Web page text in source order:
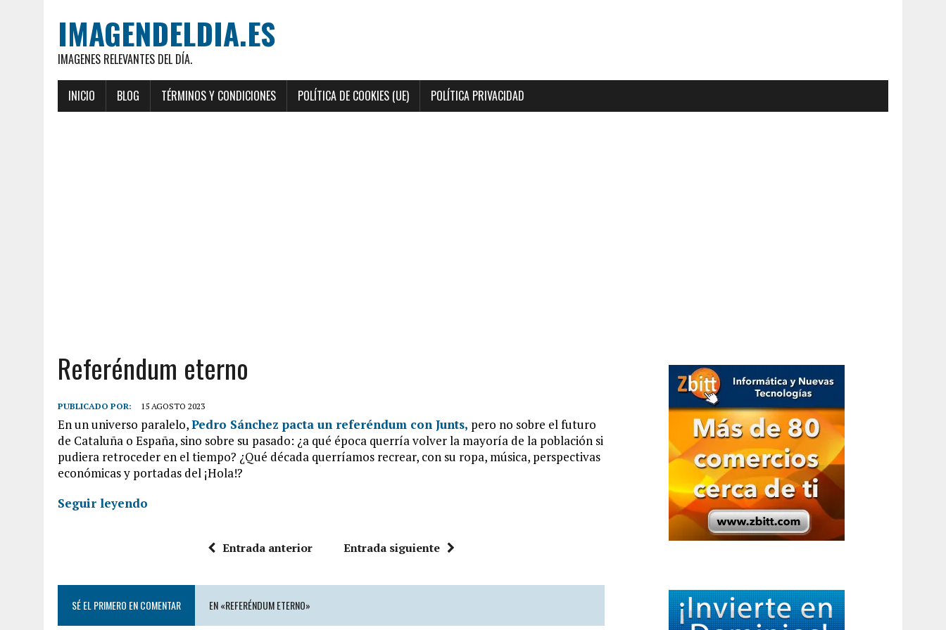
IMAGENDELDIA.ES
IMAGENES RELEVANTES DEL DÍA.
INICIO BLOG TÉRMINOS Y CONDICIONES POLÍTICA DE COOKIES (UE) POLÍTICA PRIVACIDAD
Referéndum eterno
PUBLICADO POR: 15 AGOSTO 2023
En un universo paralelo,Pedro Sánchez pacta un referéndum con Junts, pero no sobre el futuro
de Cataluña o España, sino sobre su pasado: ¿a qué época querría volver la mayoría de la población si
pudiera retroceder en el tiempo? ¿Qué década querríamos recrear, con su ropa, música, perspectivas
económicas y portadas del ¡Hola!?
Seguir leyendo
Entrada anterior Entrada siguiente
SÉ EL PRIMERO EN COMENTAR EN «REFERÉNDUM ETERNO»